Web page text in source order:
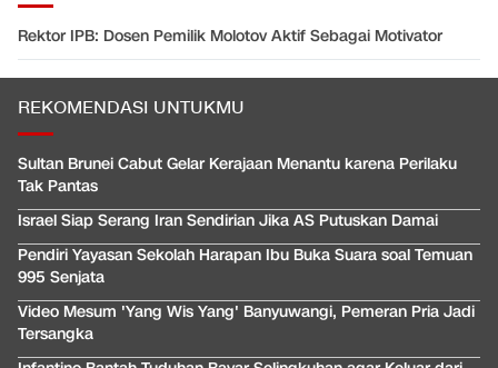
Rektor IPB: Dosen Pemilik Molotov Aktif Sebagai Motivator
REKOMENDASI UNTUKMU
Sultan Brunei Cabut Gelar Kerajaan Menantu karena Perilaku
Tak Pantas
Israel Siap Serang Iran Sendirian Jika AS Putuskan Damai
Pendiri Yayasan Sekolah Harapan Ibu Buka Suara soal Temuan
995 Senjata
Video Mesum 'Yang Wis Yang' Banyuwangi, Pemeran Pria Jadi
Tersangka